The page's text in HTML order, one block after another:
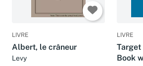
LIVRE
Albert, le crâneur
Levy
LIVRE
Target
Book